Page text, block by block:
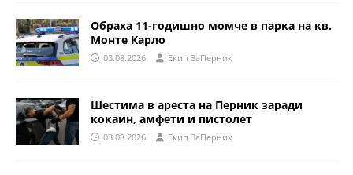
Обраха 11-годишно момче в парка на кв.
Монте Карло
03.08.2026 Eкип ЗаПерник
Шестима в ареста на Перник заради
кокаин, амфети и пистолет
03.08.2026 Eкип ЗаПерник